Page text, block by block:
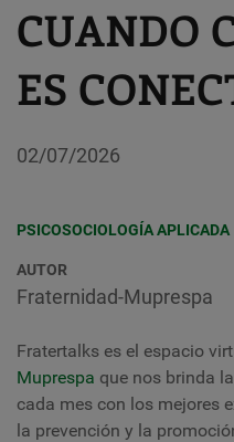
CUANDO
ES
02/07/2026
PSICOSOCIOLOGÍA APLICADA
AUTOR
Fraternidad-Muprespa
Fratertalks es el espacio
Muprespa que nos brinda
cada mes con los mejores
la prevención y la